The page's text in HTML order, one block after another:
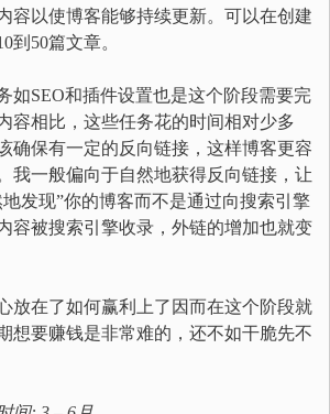
容以使博客能够持续更新。可以在创建
到50篇文章。
如SEO和插件设置也是这个阶段需要完
容相比，这些任务花的时间相对少多
确保有一定的反向链接，这样博客更容
我一般偏向于自然地获得反向链接，让
发现”你的博客而不是通过向搜索引擎
容被搜索引擎收录，外链的增加也就变
放在了如何赢利上了因而在这个阶段就
想要赚钱是非常难的，还不如干脆先不